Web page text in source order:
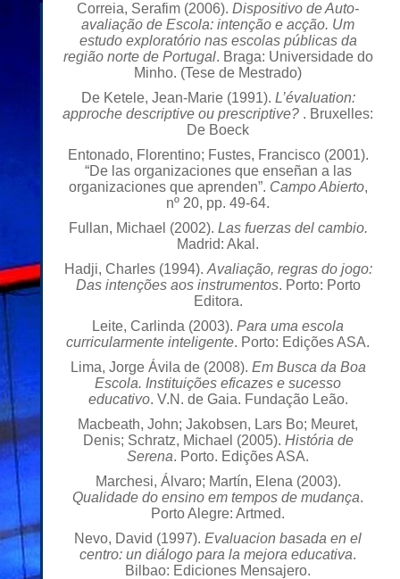
Correia, Serafim (2006). Dispositivo de Auto-
avaliação de Escola: intenção e acção. Um
estudo exploratório nas escolas públicas da
região norte de Portugal. Braga: Universidade do
Minho. (Tese de Mestrado)
De Ketele, Jean-Marie (1991). L’évaluation:
approche descriptive ou prescriptive? . Bruxelles:
De Boeck
Entonado, Florentino; Fustes, Francisco (2001).
“De las organizaciones que enseñan a las
organizaciones que aprenden”. Campo Abierto,
nº 20, pp. 49-64.
Fullan, Michael (2002). Las fuerzas del cambio.
Madrid: Akal.
Hadji, Charles (1994). Avaliação, regras do jogo:
Das intenções aos instrumentos. Porto: Porto
Editora.
Leite, Carlinda (2003). Para uma escola
curricularmente inteligente. Porto: Edições ASA.
Lima, Jorge Ávila de (2008). Em Busca da Boa
Escola. Instituições eficazes e sucesso
educativo. V.N. de Gaia. Fundação Leão.
Macbeath, John; Jakobsen, Lars Bo; Meuret,
Denis; Schratz, Michael (2005). História de
Serena. Porto. Edições ASA.
Marchesi, Álvaro; Martín, Elena (2003).
Qualidade do ensino em tempos de mudança.
Porto Alegre: Artmed.
Nevo, David (1997). Evaluacion basada en el
centro: un diálogo para la mejora educativa.
Bilbao: Ediciones Mensajero.